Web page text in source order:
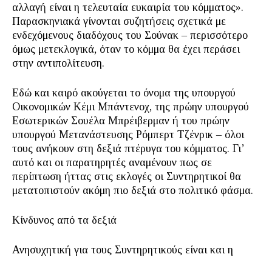
αλλαγή είναι η τελευταία ευκαιρία του κόμματος».
Παρασκηνιακά γίνονται συζητήσεις σχετικά με
ενδεχόμενους διαδόχους του Σούνακ – περισσότερο
όμως μετεκλογικά, όταν το κόμμα θα έχει περάσει
στην αντιπολίτευση.
Εδώ και καιρό ακούγεται το όνομα της υπουργού
Οικονομικών Κέμι Μπάντενοχ, της πρώην υπουργού
Εσωτερικών Σουέλα Μπρέιβερμαν ή του πρώην
υπουργού Μετανάστευσης Ρόμπερτ Τζένρικ – όλοι
τους ανήκουν στη δεξιά πτέρυγα του κόμματος. Γι’
αυτό και οι παρατηρητές αναμένουν πως σε
περίπτωση ήττας στις εκλογές οι Συντηρητικοί θα
μετατοπιστούν ακόμη πιο δεξιά στο πολιτικό φάσμα.
Κίνδυνος από τα δεξιά
Ανησυχητική για τους Συντηρητικούς είναι και η